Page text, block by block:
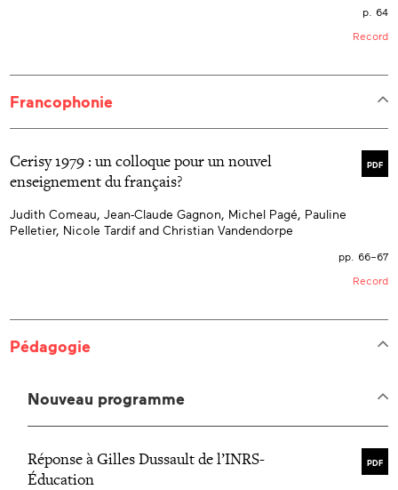
p. 64
Record
Francophonie
PDF
Cerisy 1979 : un colloque pour un nouvel
enseignement du français?
Judith Comeau, Jean-Claude Gagnon, Michel Pagé, Pauline
Pelletier, Nicole Tardif and Christian Vandendorpe
pp. 66–67
Record
Pédagogie
Nouveau programme
PDF
Réponse à Gilles Dussault de l’INRS-
Éducation